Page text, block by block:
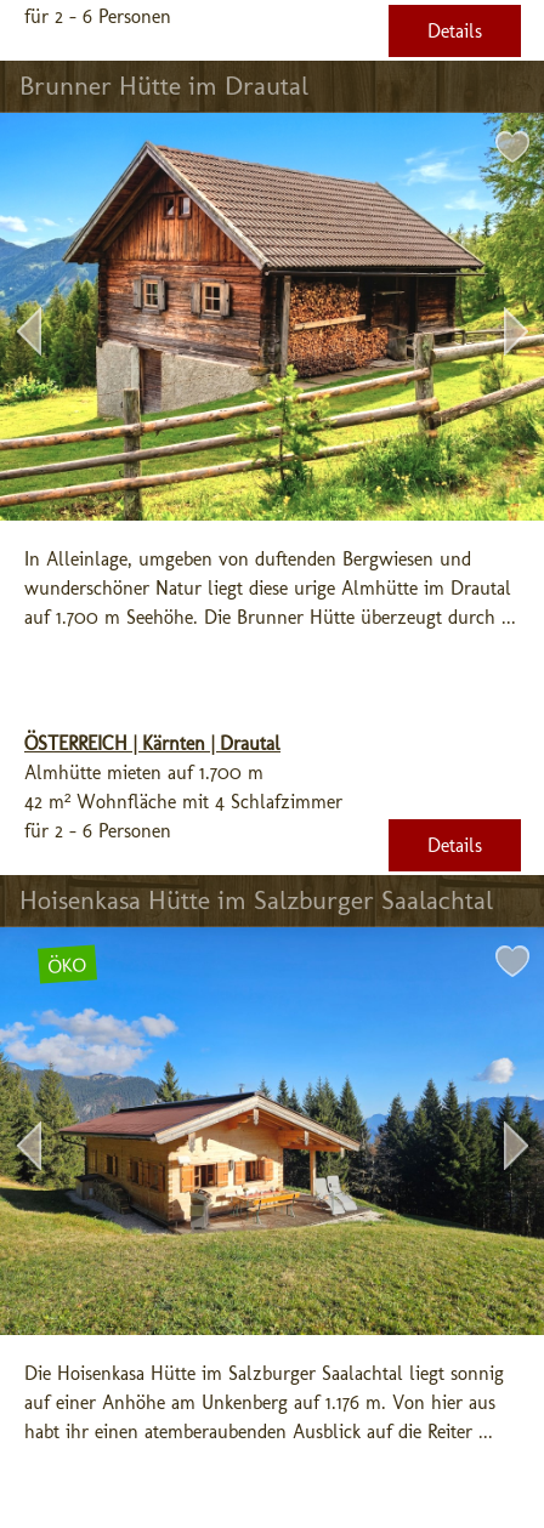
für 2 - 6 Personen
Details
Brunner Hütte im Drautal
In Alleinlage, umgeben von duftenden Bergwiesen und
wunderschöner Natur liegt diese urige Almhütte im Drautal
auf 1.700 m Seehöhe. Die Brunner Hütte überzeugt durch ...
ÖSTERREICH | Kärnten | Drautal
Almhütte mieten auf 1.700 m
42 m² Wohnfläche mit 4 Schlafzimmer
für 2 - 6 Personen
Details
Hoisenkasa Hütte im Salzburger Saalachtal
ÖKO
Die Hoisenkasa Hütte im Salzburger Saalachtal liegt sonnig
auf einer Anhöhe am Unkenberg auf 1.176 m. Von hier aus
habt ihr einen atemberaubenden Ausblick auf die Reiter ...